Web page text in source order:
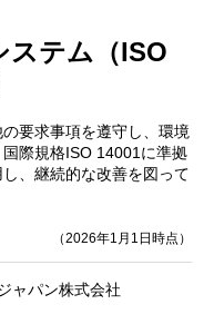
ステム（ISO
要求事項を遵守し、環境
際規格ISO 14001に準拠
、継続的な改善を図って
（2026年1月1日時点）
ャパン株式会社